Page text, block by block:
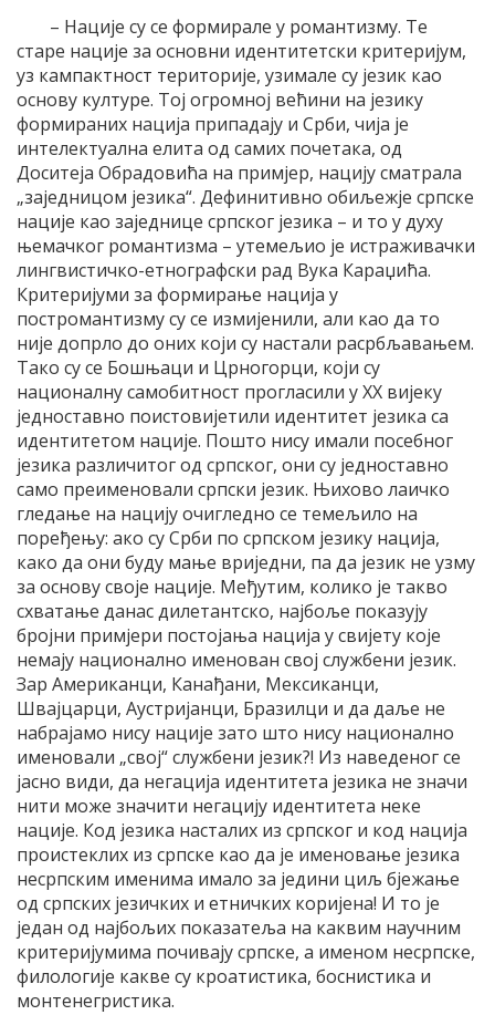
– Нације су се формирале у романтизму. Те
старе нације за основни идентитетски критеријум,
уз кампактност територије, узимале су језик као
основу културе. Тој огромној већини на језику
формираних нација припадају и Срби, чија је
интелектуална елита од самих почетака, од
Доситеја Обрадовића на примјер, нацију сматрала
„заједницом језика“. Дефинитивно обиљежје српске
нације као заједнице српског језика – и то у духу
њемачког романтизма – утемељио је истраживачки
лингвистичко-етнографски рад Вука Караџића.
Критеријуми за формирање нација у
постромантизму су се измијенили, али као да то
није допрло до оних који су настали расрбљавањем.
Тако су се Бошњаци и Црногорци, који су
националну самобитност прогласили у XX вијеку
једноставно поистовијетили идентитет језика са
идентитетом нације. Пошто нису имали посебног
језика различитог од српског, они су једноставно
само преименовали српски језик. Њихово лаичко
гледање на нацију очигледно се темељило на
поређењу: ако су Срби по српском језику нација,
како да они буду мање вриједни, па да језик не узму
за основу своје нације. Међутим, колико је такво
схватање данас дилетантско, најбоље показују
бројни примјери постојања нација у свијету које
немају национално именован свој службени језик.
Зар Американци, Канађани, Мексиканци,
Швајцарци, Аустријанци, Бразилци и да даље не
набрајамо нису нације зато што нису национално
именовали „свој“ службени језик?! Из наведеног се
јасно види, да негација идентитета језика не значи
нити може значити негацију идентитета неке
нације. Код језика насталих из српског и код нација
проистеклих из српске као да је именовање језика
несрпским именима имало за једини циљ бјежање
од српских језичких и етничких коријена! И то је
један од најбољих показатеља на каквим научним
критеријумима почивају српске, а именом несрпске,
филологије какве су кроатистика, боснистика и
монтенегристика.